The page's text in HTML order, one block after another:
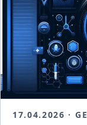
17.04.2026 ·